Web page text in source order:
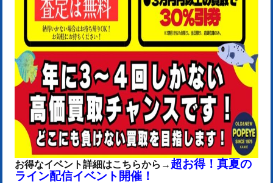
お得なイベント詳細はこちらから→ 超お得！真夏の
ライン配信イベント開催！